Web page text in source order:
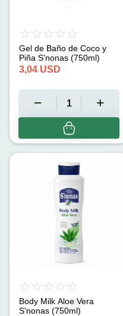
Gel de Baño de Coco y
Piña S'nonas (750ml)
3,04 USD
Body Milk Aloe Vera
S'nonas (750ml)